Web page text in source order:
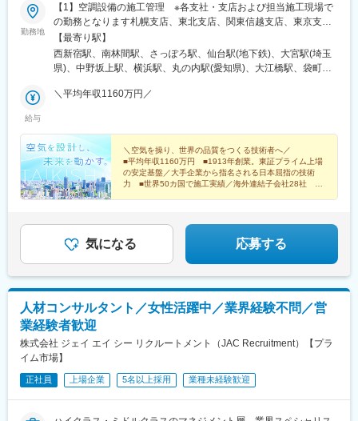
動物園前駅、白鷺駅、駅前駅、薬院駅、呉服町駅(福岡県)、香椎宮
前駅
崎口駅、長野駅、松本駅、上田駅、佐久平駅、飯田駅(長野県)、豊
科駅、中野松川駅、飯山駅、須坂駅、広丘駅、甲府駅、竜王駅、
石和温泉駅、富士山駅、山梨市駅、都留市駅、韮崎駅、大月駅、
富山駅、越中中川駅、砺波駅、黒部駅、魚津駅、滑川駅、金沢
駅、福井駅(福井県)、敦賀駅、浜松駅、静岡駅、富士駅、沼津駅、
宮駅、三河安城駅、岐阜駅、各務ケ原駅、多治見駅、可児駅、四
駅、天理駅、和歌山駅、姫路駅、西宮駅(ＪＲ線)、尼崎駅(東海道
本線)、明石駅、神戸駅(兵庫県)、宝塚駅、伊丹駅(阪急線)、芦屋駅
(東海道本線)、大津駅、草津駅(滋賀県)、彦根駅、八日市駅、倉敷
市駅、岡山駅、津山駅、広島駅、福山駅、呉駅、西条駅(広島県)、
尾道駅、下関駅、山口駅(山口県)、宇部駅、鳥取駅、米子駅、境港
治駅、宇和島駅、高松駅(香川県)、丸亀駅、徳島駅、阿南駅、鳴門
駅、久留米駅、小倉駅(福岡県)、大牟田駅、筑紫駅、天神駅、大分
駅、別府駅(大分県)、中津駅(大分県)、宮崎駅、延岡駅、都城駅、
鹿児島駅、熊本駅、佐賀駅、長崎駅(長崎県)、佐世保駅、那覇空港
知県)、博多駅、中洲川端駅、山科駅、久喜駅、本八幡駅(総武
線)、大宮駅(埼玉県)、下北駅、西梅田駅、さっぽろ駅、函館駅前
駅、津軽五所川原駅、田茂山駅、あおば通駅、曽根田駅、鷹巣
駅、工機前駅、佐貫駅、宇都宮駅東口駅、今市駅、中央前橋駅、
都)、板橋区役所前駅、京王八王子駅、北品川駅、赤羽岩淵駅、新
宿駅(東京メトロ)、東池袋駅、不動前駅、住吉駅(東京都)、布田
勤務地
【1】空調設備の施工管理 ※各支社・支店および担当施工現場で
の勤務となります札幌支店、東北支店、関東信越支店、東京支
社、横浜支店、中部支店、大阪支社、中国支店、九州支店、茨城
営業所、北陸支店、長野営業所、京都営業所、神戸営業所【2】実
施設備設計東北支店、東京本社、中部支店、大阪支社、九州支店
業の制御エンジニアオートメーション事業所（神奈川）【5】
より異なります※自宅から施工現場への通勤が困難な場合は、現場
宿舎を用意※受動喫煙対策：屋内喫煙可能場所あり
【最寄り駅】
西新宿駅、南林間駅、さっぽろ駅、仙台駅(地下鉄)、大宮駅(埼玉
県)、中野坂上駅、横浜駅、丸の内駅(愛知県)、大江橋駅、袋町
宮駅(阪神)、都庁前駅、大通駅、あおば通駅、北大宮駅、西新宿五
通)、西４丁目駅、青葉通一番町駅、反町駅、淀屋橋駅、本通駅、
京都市役所前駅、三ノ宮駅
給与
＼平均年収1160万円／
＼空気を操り、世界の品質をつくる技術者へ／
■平均年収1160万円 ■1913年創業。東証プライム上場
の安定基盤／大手企業から指名される日本屈指の技術
力 ■世界50カ国で施工実績／海外連結子会社28社 ■
気になる 応募する
人材コンサルタント／女性活躍中／業界経験不問／営
業経験者歓迎
株式会社 ジェイ エイ シー リクルートメント（JAC Recruitment）【プラ
イム市場】
正社員 上場企業 5名以上採用 業種未経験歓迎